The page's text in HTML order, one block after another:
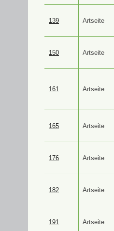
139 Artseite
150 Artseite
161 Artseite
165 Artseite
176 Artseite
182 Artseite
191 Artseite